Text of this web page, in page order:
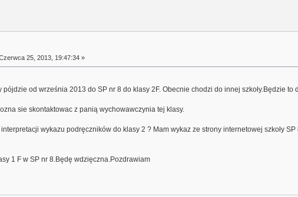
25, 2013, 19:47:34 »
pójdzie od września 2013 do SP nr 8 do klasy 2F. Obecnie chodzi do innej szkoły.Będzie to
sie skontaktowac z panią wychowawczynia tej klasy.
wykazu podręczników do klasy 2 ? Mam wykaz ze strony internetowej szkoły SP
1 F w SP nr 8.Będę wdzięczna.Pozdrawiam